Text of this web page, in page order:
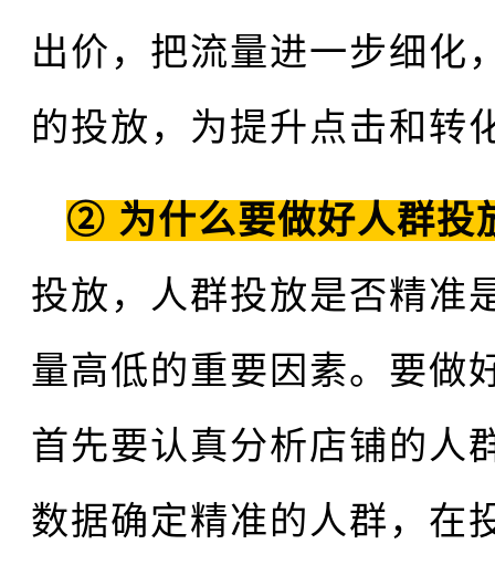
出价，把流量进一步细化
的投放，为提升点击和转
② 为什么要做好人群投
投放，人群投放是否精准
量高低的重要因素。要做
首先要认真分析店铺的人
数据确定精准的人群，在